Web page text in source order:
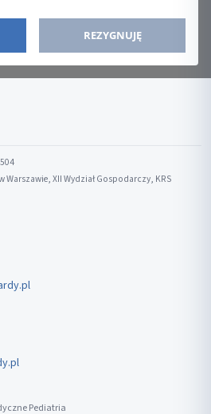
REZYGNUJĘ
Warszawie, XII Wydział Gospodarczy, KRS
Pediatria